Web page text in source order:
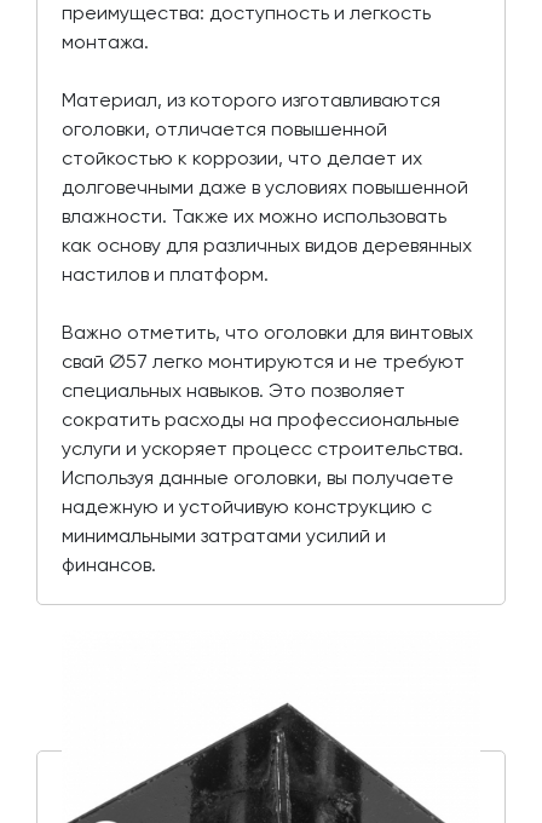
преимущества: доступность и легкость
монтажа.
Материал, из которого изготавливаются
оголовки, отличается повышенной
стойкостью к коррозии, что делает их
долговечными даже в условиях повышенной
влажности. Также их можно использовать
как основу для различных видов деревянных
настилов и платформ.
Важно отметить, что оголовки для винтовых
свай Ø57 легко монтируются и не требуют
специальных навыков. Это позволяет
сократить расходы на профессиональные
услуги и ускоряет процесс строительства.
Используя данные оголовки, вы получаете
надежную и устойчивую конструкцию с
минимальными затратами усилий и
финансов.